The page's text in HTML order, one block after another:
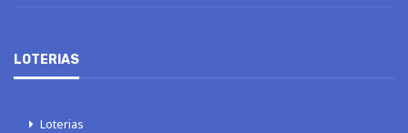
LOTERIAS
Loterias